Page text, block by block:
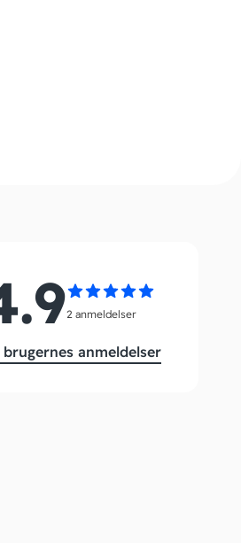
2 anmeldelser
brugernes anmeldelser